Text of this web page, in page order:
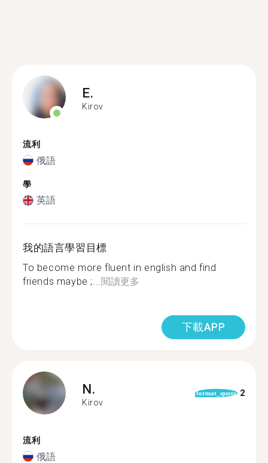
E.
Kirov
流利
俄語
學
英語
我的語言學習目標
To become more fluent in english and find
friends maybe ;...閱讀更多
下載APP
N.
Kirov
format_quote 2
流利
俄語